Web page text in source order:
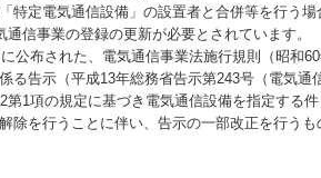
特定電気通信設備」の設置者と合併等を行う
信事業の登録の更新が必要とされています。
公布された、電気通信事業法施行規則（昭和
る告示（平成13年総務省告示第243号（電気通
第1項の規定に基づき電気通信設備を指定する
除を行うことに伴い、告示の一部改正を行うも